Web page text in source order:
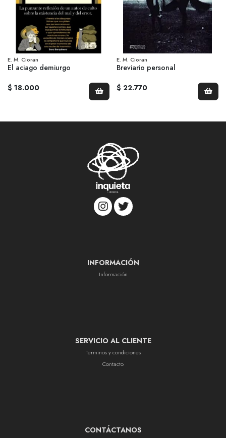
E. M. Cioran
El aciago demiurgo
$ 18.000
E. M. Cioran
Breviario personal
$ 22.770
INFORMACIÓN
Información
SERVICIO AL CLIENTE
Terminos y condiciones
Contacto
CONTÁCTANOS